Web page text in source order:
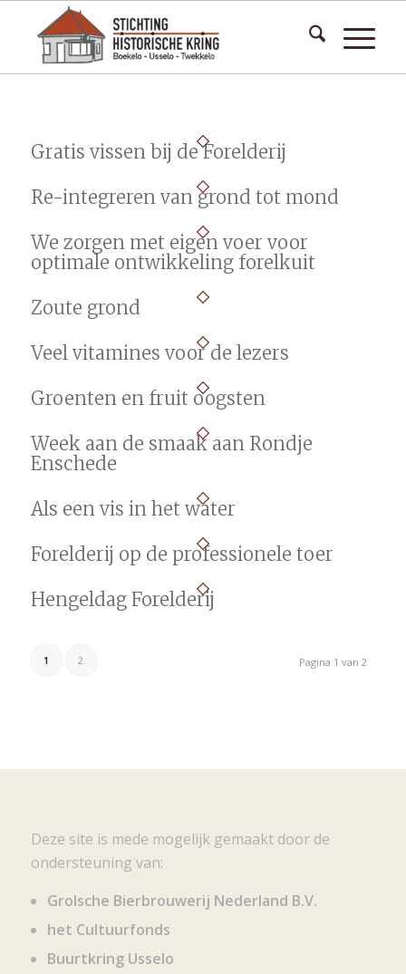
Gratis vissen bij de Forelderij
Re-integreren van grond tot mond
We zorgen met eigen voer voor
optimale ontwikkeling forelkuit
Zoute grond
Veel vitamines voor de lezers
Groenten en fruit oogsten
Week aan de smaak aan Rondje
Enschede
Als een vis in het water
Forelderij op de professionele toer
Hengeldag Forelderij
Pagina 1 van 2
1 2
Deze site is mede mogelijk gemaakt door de
ondersteuning van:
Grolsche Bierbrouwerij Nederland B.V.
het Cultuurfonds
Buurtkring Usselo